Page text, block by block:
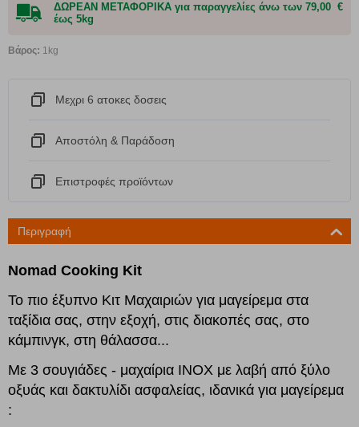
ΔΩΡΕΑΝ ΜΕΤΑΦΟΡΙΚΑ για παραγγελίες άνω των 79,00 €
έως 5kg
Βάρος: 1kg
Μεχρι 6 ατοκες δοσεις
Αποστόλη & Παράδοση
Eπιστροφές προϊόντων
Περιγραφή
Nomad Cooking Kit
Το πιο έξυπνο Κιτ Μαχαιριών για μαγείρεμα στα
ταξίδια σας, στην εξοχή, στις διακοπές σας, στο
κάμπινγκ, στη θάλασσα...
Με 3 σουγιάδες - μαχαίρια INOX με λαβή από ξύλο
οξυάς και δακτυλίδι ασφαλείας, ιδανικά για μαγείρεμα
: